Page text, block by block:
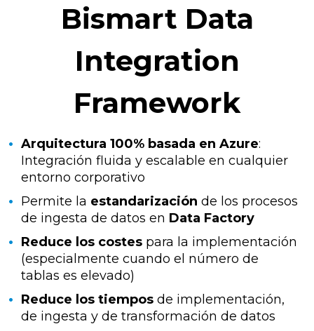
Bismart Data
Integration
Framework
Arquitectura 100% basada en Azure:
Integración fluida y escalable en cualquier
entorno corporativo
Permite la estandarización de los procesos
de ingesta de datos en Data Factory
Reduce los costespara la implementación
(especialmente cuando el número de
tablas es elevado)
Reduce los tiemposde implementación,
de ingesta y de transformación de datos